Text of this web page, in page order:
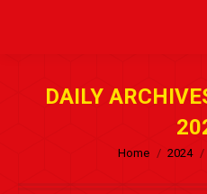
DAILY
Home 2024